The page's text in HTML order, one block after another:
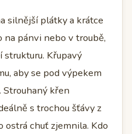
silnější plátky a krátce
na pánvi nebo v troubě,
Křupavý
aby se pod výpekem
křen
s trochou šťávy z
ostrá chuť zjemnila. Kdo